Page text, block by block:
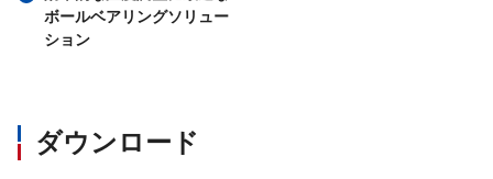
ボールベアリングソリュー
ション
ダウンロード